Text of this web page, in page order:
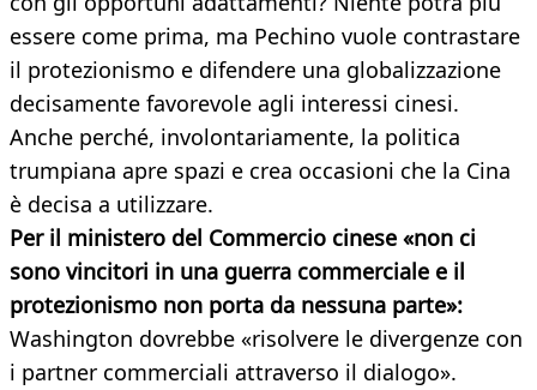
essere come prima, ma Pechino vuole contrastare
il protezionismo e difendere una globalizzazione
decisamente favorevole agli interessi cinesi.
Anche perché, involontariamente, la politica
trumpiana apre spazi e crea occasioni che la Cina
è decisa a utilizzare.
Per il ministero del Commercio cinese «non ci
sono vincitori in una guerra commerciale e il
protezionismo non porta da nessuna parte»:
Washington dovrebbe «risolvere le divergenze con
i partner commerciali attraverso il dialogo».